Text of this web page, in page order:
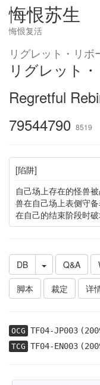
悔恨苏生
悔恨复活
リグレット・リボ
リグレット
Regretful
79544790 8519
[陷阱]
自己场上存在的怪兽
兽在自己场上表侧守
在自己的结束阶段时破
DB Q&A
脚本
裁定 详
OCG TF04-JP003
TCG TF04-EN003